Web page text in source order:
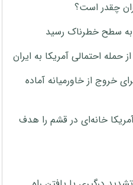
به سطح خطرناک رسید
احتمالی آمریکا به ایران
خروج از خاورمیانه آماده
بمب ۲۰۰۰ پوندی آمریکا خانه‌ای در قشم را هدف